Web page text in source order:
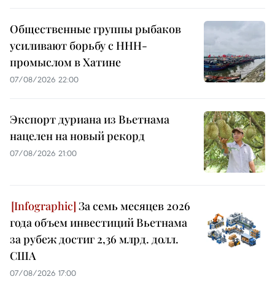
Общественные группы рыбаков
усиливают борьбу с ННН-
промыслом в Хатине
07/08/2026 22:00
Экспорт дуриана из Вьетнама
нацелен на новый рекорд
07/08/2026 21:00
За семь месяцев 2026
года объем инвестиций Вьетнама
за рубеж достиг 2,36 млрд. долл.
США
07/08/2026 17:00